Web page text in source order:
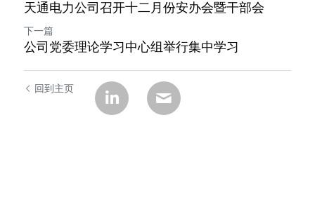
天通电力公司召开十二月份安办会暨干部会
下一篇
公司党委理论学习中心组举行集中学习
回到主页